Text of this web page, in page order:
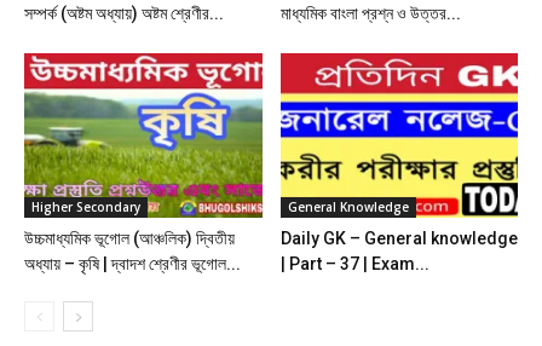
সম্পর্ক (অষ্টম অধ্যায়) অষ্টম শ্রেণীর...
মাধ্যমিক বাংলা প্রশ্ন ও উত্তর...
Higher Secondary
উচ্চমাধ্যমিক ভূগোল (আঞ্চলিক) দ্বিতীয়
অধ্যায় – কৃষি | দ্বাদশ শ্রেণীর ভূগোল...
General Knowledge
Daily GK – General knowledge
| Part – 37 | Exam...